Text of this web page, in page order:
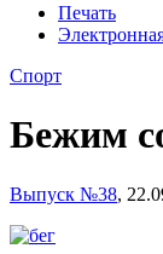
Печать
Спорт
Бежим
Выпуск №38,